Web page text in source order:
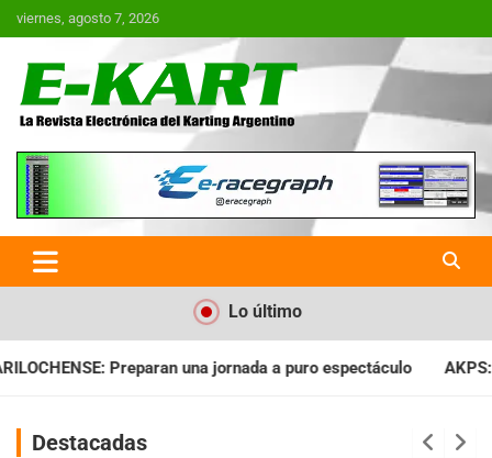
Saltar
al
viernes, agosto 7, 2026
E-Kart.com.ar | La Revista
Electrónica del Karting en
Argentina
Lo último
a puro espectáculo AKPS: Intervino la IGJ y oficializó el
Destacadas